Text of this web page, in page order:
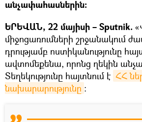
անչափահասներին։
ԵՐԵՎԱՆ, 22 մայիսի – Sputnik.
միջոցառումների շրջանակում
դրությամբ ոստիկանությունը
ավտոմեքենա, որոնց ղեկին
Տեղեկությունը հայտնում է ՀՀ
նախարարությունը ։